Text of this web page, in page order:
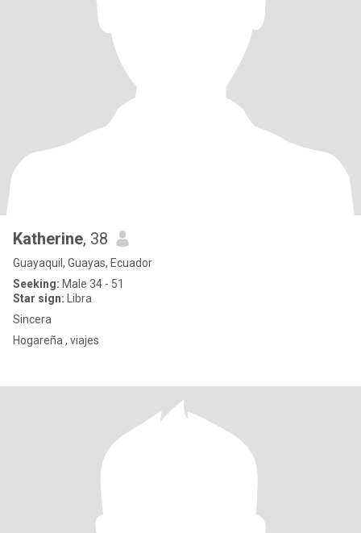
Katherine, 38
Guayaquil, Guayas, Ecuador
Seeking: Male 34 - 51
Star sign: Libra
Sincera
Hogareña , viajes